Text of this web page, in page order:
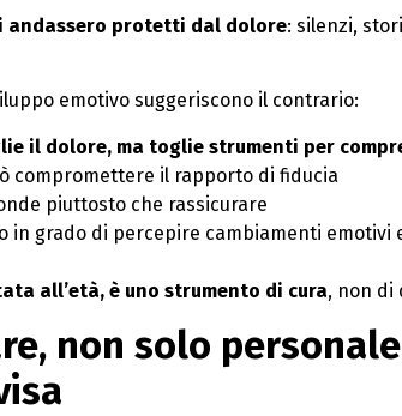
andassero protetti dal dolore: silenzi,
emotivo suggeriscono il contrario:
il dolore, ma toglie strumenti per
compromettere il rapporto di fiducia
piuttosto che rassicurare
in grado di percepire cambiamenti emotivi
all’età, è uno strumento di cura, non di
non solo